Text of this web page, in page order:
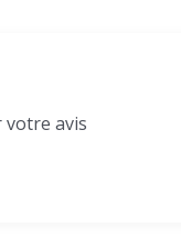
votre avis